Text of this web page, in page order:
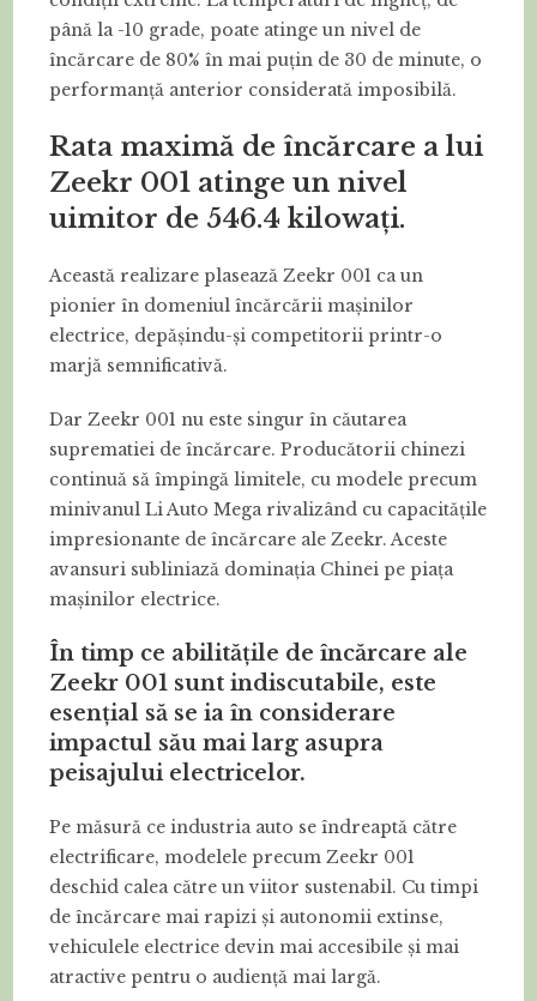
până la -10 grade, poate atinge un nivel de
încărcare de 80% în mai puțin de 30 de minute, o
performanță anterior considerată imposibilă.
Rata maximă de încărcare a lui
Zeekr 001 atinge un nivel
uimitor de 546.4 kilowați.
Această realizare plasează Zeekr 001 ca un
pionier în domeniul încărcării mașinilor
electrice, depășindu-și competitorii printr-o
marjă semnificativă.
Dar Zeekr 001 nu este singur în căutarea
suprematiei de încărcare. Producătorii chinezi
continuă să împingă limitele, cu modele precum
minivanul Li Auto Mega rivalizând cu capacitățile
impresionante de încărcare ale Zeekr. Aceste
avansuri subliniază dominația Chinei pe piața
mașinilor electrice.
În timp ce abilitățile de încărcare ale
Zeekr 001 sunt indiscutabile, este
esențial să se ia în considerare
impactul său mai larg asupra
peisajului electricelor.
Pe măsură ce industria auto se îndreaptă către
electrificare, modelele precum Zeekr 001
deschid calea către un viitor sustenabil. Cu timpi
de încărcare mai rapizi și autonomii extinse,
vehiculele electrice devin mai accesibile și mai
atractive pentru o audiență mai largă.